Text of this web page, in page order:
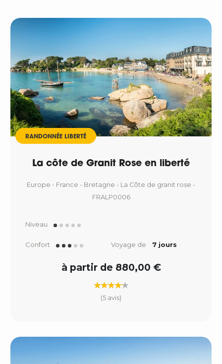
RANDONNÉE LIBERTÉ
La côte de Granit Rose en liberté
Europe - France - Bretagne - La Côte de granit rose -
FRALP0006
Niveau
Confort Voyage de 7 jours
à partir de 880,00 €
(5 avis)